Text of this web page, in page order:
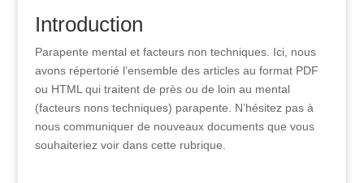
Introduction
Parapente mental et facteurs non techniques. Ici, nous
avons répertorié l’ensemble des articles au format PDF
ou HTML qui traitent de près ou de loin au mental
(facteurs nons techniques) parapente. N’hésitez pas à
nous communiquer de nouveaux documents que vous
souhaiteriez voir dans cette rubrique.